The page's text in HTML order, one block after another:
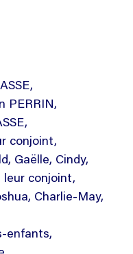
PERRIN,
conjoint,
Gaëlle, Cindy,
conjoint,
Charlie-May,
enfants,